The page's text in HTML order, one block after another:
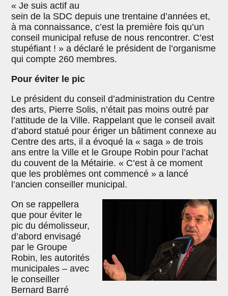
« Je suis actif au
sein de la SDC depuis une trentaine d’années et,
à ma connaissance, c’est la première fois qu’un
conseil municipal refuse de nous rencontrer. C’est
stupéfiant ! » a déclaré le président de l’organisme
qui compte 260 membres.
Pour éviter le pic
Le président du conseil d’administration du Centre
des arts, Pierre Solis, n’était pas moins outré par
l’attitude de la Ville. Rappelant que le conseil avait
d’abord statué pour ériger un bâtiment connexe au
Centre des arts, il a évoqué la « saga » de trois
ans entre la Ville et le Groupe Robin pour l’achat
du couvent de la Métairie. « C’est à ce moment
que les problèmes ont commencé » a lancé
l’ancien conseiller municipal.
On se rappellera
que pour éviter le
pic du démolisseur,
d’abord envisagé
par le Groupe
Robin, les autorités
municipales – avec
le conseiller
Bernard Barré